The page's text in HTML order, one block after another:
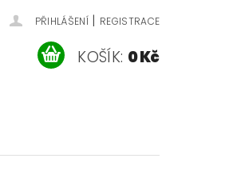
PŘIHLÁŠENÍ | REGISTRACE
KOŠÍK: 0 Kč